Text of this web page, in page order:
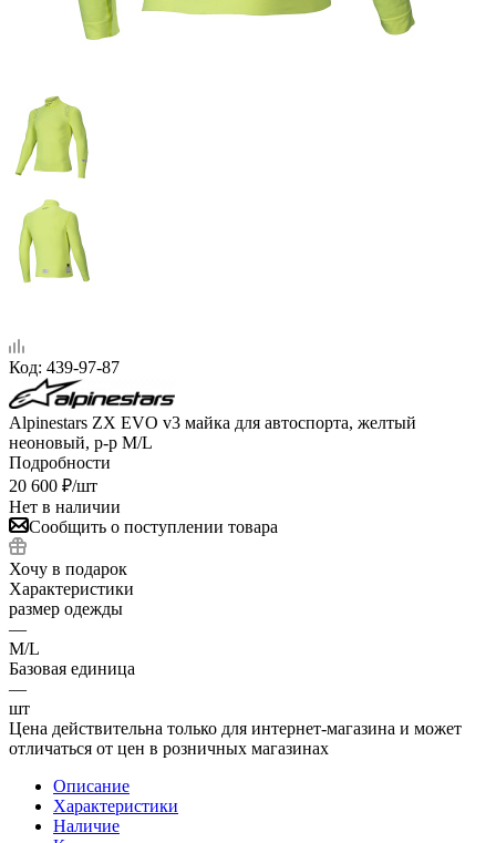
Код: 439-97-87
Alpinestars ZX EVO v3 майка для автоспорта, желтый
неоновый, р-р M/L
Подробности
20 600 ₽/шт
Нет в наличии
Сообщить о поступлении товара
Хочу в подарок
Характеристики
размер одежды
—
M/L
Базовая единица
—
шт
Цена действительна только для интернет-магазина и может
отличаться от цен в розничных магазинах
Описание
Характеристики
Наличие